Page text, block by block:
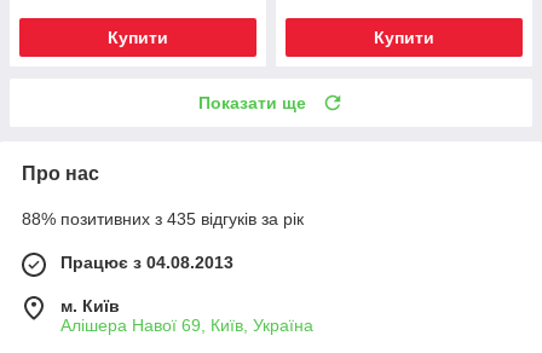
Купити Купити
Показати ще
Про нас
88% позитивних з 435 відгуків за рік
Працює з 04.08.2013
м. Київ
Алішера Навої 69, Київ, Україна